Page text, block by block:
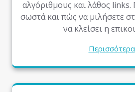
αλγόριθμους και λάθος links.
σωστά και πώς να μιλήσετε
να κλείσει η
Περισσότερα